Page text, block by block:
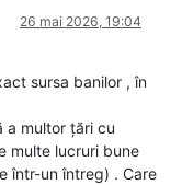
26 mai 2026, 19:04
sursa banilor , în
a multor țări cu
multe lucruri bune
într-un întreg) . Care